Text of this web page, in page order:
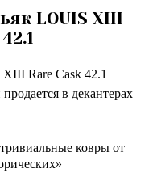
LOUIS XIII
Rare Cask 42.1
в декантерах